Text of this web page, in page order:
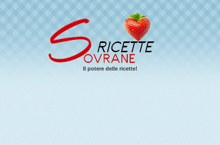
Il potere delle ricette!